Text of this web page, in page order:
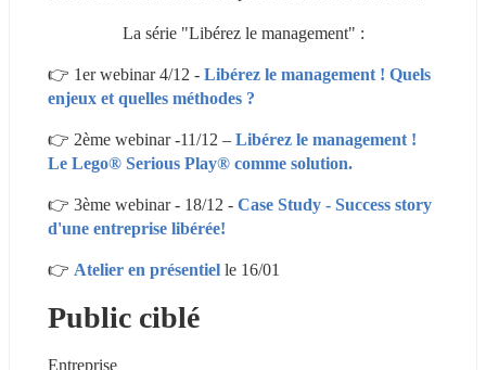
La série "Libérez le management" :
👉 1er webinar 4/12 - Libérez le management ! Quels
enjeux et quelles méthodes ?
👉 2ème webinar -11/12 – Libérez le management !
Le Lego® Serious Play® comme solution.
👉 3ème webinar - 18/12 - Case Study - Success story
d'une entreprise libérée!
👉 Atelier en présentiel le 16/01
Public ciblé
Entreprise